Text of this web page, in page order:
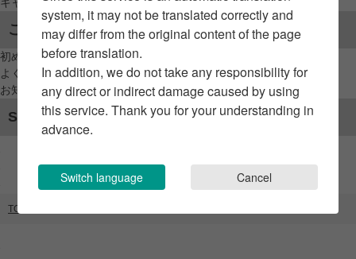
ご利用案内
初めてのお客様へ
よくあるご質問 / お問い合わせ
お知らせ
SNSアカウント
TOP
system, it may not be translated correctly and
may differ from the original content of the page
before translation.
In addition, we do not take any responsibility for
any direct or indirect damage caused by using
this service. Thank you for your understanding in
advance.
Switch language Cancel